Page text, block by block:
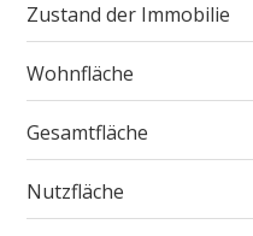
Zustand der Immobilie
Wohnfläche
Gesamtfläche
Nutzfläche